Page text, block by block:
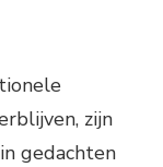
zijn
gedachten